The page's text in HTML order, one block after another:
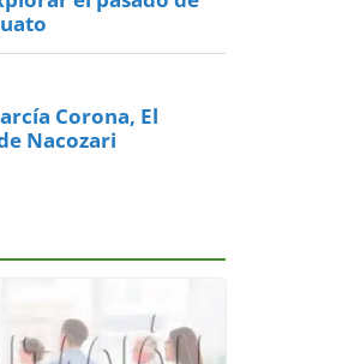
Corona, El
Nacozari